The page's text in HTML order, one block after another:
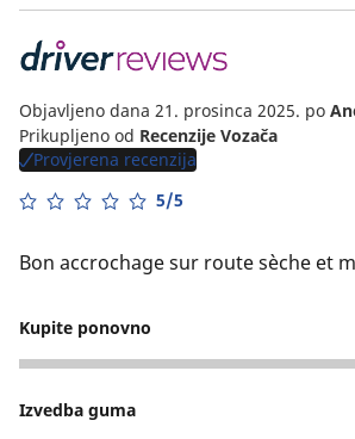
Objavljeno dana 21. prosinca 2025. po
Prikupljeno od Recenzije Vozača
Provjerena recenzija
5/5
Bon accrochage sur route sèche et
Kupite ponovno
4
Izvedba guma